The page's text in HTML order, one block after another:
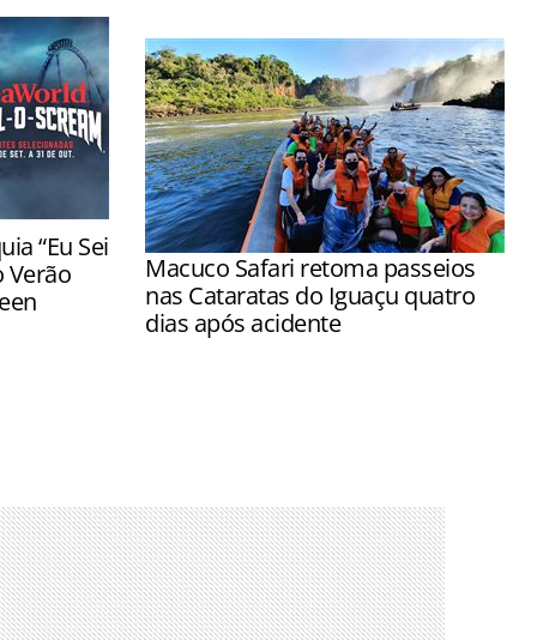
“Eu Sei
Verão
Macuco Safari retoma passeios
nas Cataratas do Iguaçu quatro
dias após acidente